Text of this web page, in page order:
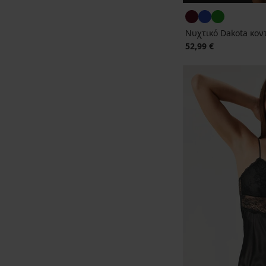
Νυχτικό Dakota
52,99 €